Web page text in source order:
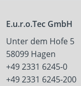
E.u.r.o.Tec GmbH
Unter dem Hofe 5
58099 Hagen
+49 2331 6245-0
+49 2331 6245-200